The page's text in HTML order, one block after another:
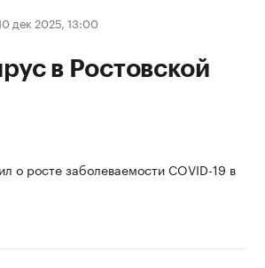
дек 2025, 13:00
в Ростовской
о росте заболеваемости COVID-19 в